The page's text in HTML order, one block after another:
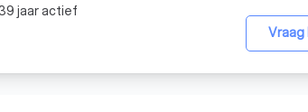
39 jaar actief